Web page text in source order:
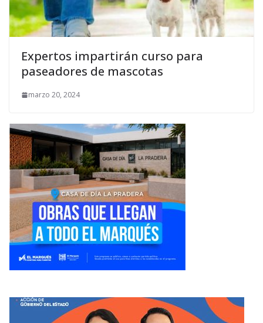
Expertos impartirán curso para
paseadores de mascotas
marzo 20, 2024